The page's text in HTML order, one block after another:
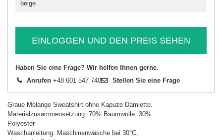
beige
EINLOGGEN UND DEN PREIS SEHEN
Haben Sie eine Frage? Wir helfen Ihnen gerne.
Anrufen +48 601 547 740 Stellen Sie eine Frage
Graue Melange Sweatshirt ohne Kapuze Damiette.
Materialzusammensetzung: 70% Baumwolle, 30%
Polyester
Waschanleitung: Maschinenwäsche bei 30°C,